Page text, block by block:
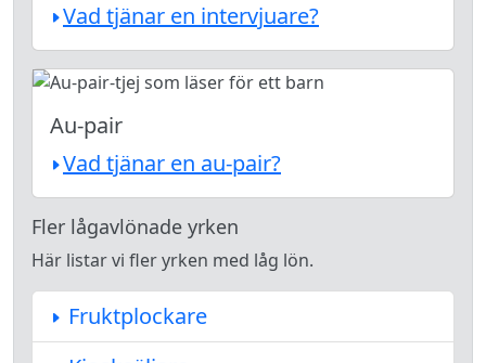
Vad tjänar en intervjuare?
Au-pair
Vad tjänar en au-pair?
Fler lågavlönade yrken
Här listar vi fler yrken med låg lön.
Fruktplockare